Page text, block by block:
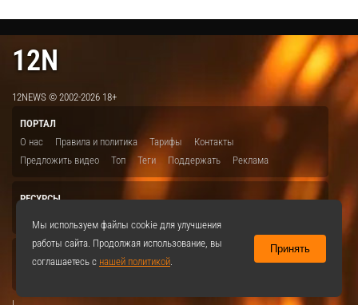
12N
12NEWS © 2002-2026 18+
ПОРТАЛ
О нас
Правила и политика Тарифы
Контакты
Предложить видео
Топ Теги Поддержать Реклама
РЕСУРСЫ
Мы используем файлы cookie для улучшения
работы сайта. Продолжая использование, вы
соглашаетесь с нашей политикой.
Принять